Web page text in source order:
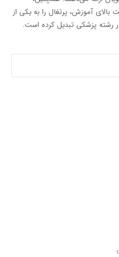
آموزش، پرتغال را به یکی از
رشته پزشکی تبدیل کرده است.